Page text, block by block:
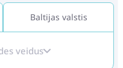
Baltijas valstis
veidus